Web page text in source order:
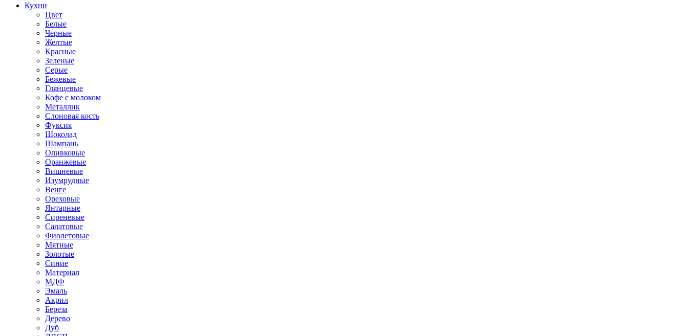
Кухни
Цвет
Белые
Черные
Желтые
Красные
Зеленые
Серые
Бежевые
Глянцевые
Кофе с молоком
Металлик
Слоновая кость
Фуксия
Шоколад
Шампань
Оливковые
Оранжевые
Вишневые
Изумрудные
Венге
Ореховые
Янтарные
Сиреневые
Салатовые
Фиолетовые
Мятные
Золотые
Синие
Материал
МДФ
Эмаль
Акрил
Береза
Дерево
Дуб